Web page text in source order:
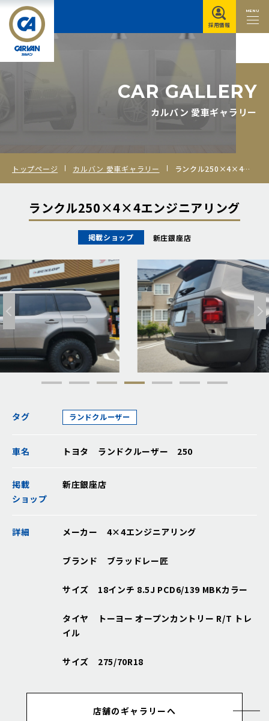
MENU
採用情報
CAR GALLERY
カルバン 愛車ギャラリー
トップページ カルバン 愛車ギャラリー ランクル250×4×4エンジニアリング
ランクル250×4×4エンジニアリング
掲載ショップ 新庄銀座店
タグ ランドクルーザー
車名 トヨタ ランドクルーザー 250
掲載
ショップ
新庄銀座店
詳細 メーカー 4×4エンジニアリング
ブランド ブラッドレー匠
サイズ 18インチ 8.5J PCD6/139 MBKカラー
タイヤ トーヨー オープンカントリー R/T トレ
イル
サイズ 275/70R18
店舗のギャラリーへ